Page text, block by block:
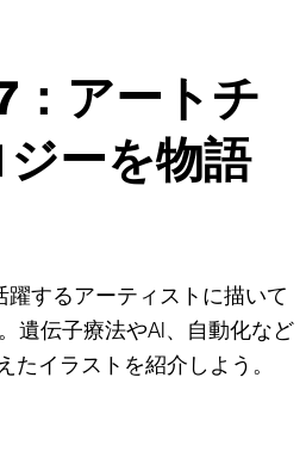
：アートチ
ーを物語
するアーティストに描いて
遺伝子療法やAI、自動化など
たイラストを紹介しよう。